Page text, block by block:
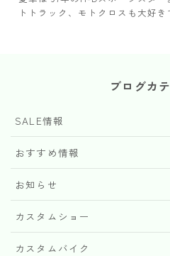
トトラック、モトクロスも大好き
ブログカ
SALE情報
おすすめ情報
お知らせ
カスタムショー
カスタムバイク